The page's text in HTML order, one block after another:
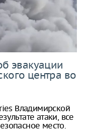
эвакуации
центра во
Владимирской
атаки, все
место.